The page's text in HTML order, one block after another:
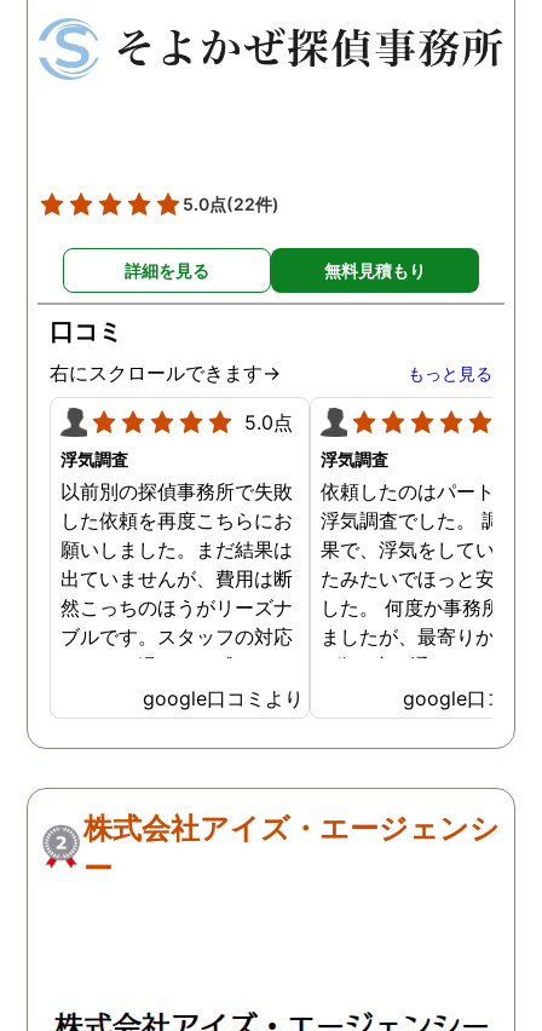
5.0点(22件)
詳細を見る 無料見積もり
口コミ
右にスクロールできます→ もっと見る
5.0点
浮気調査
以前別の探偵事務所で失敗
した依頼を再度こちらにお
願いしました。まだ結果は
出ていませんが、費用は断
然こっちのほうがリーズナ
ブルです。スタッフの対応
なんかも温かみを感じま
す。はじめからこちらにす
ればよかったです😢 …
google口コミより
浮気調査
依頼したのはパートナー
浮気調査でした。 調査
果で、浮気をしていなか
たみたいでほっと安心し
した。 何度か事務所に
ましたが、最寄りから徒
3分程度で通いやすかっ
google口コミ
株式会社アイズ・エージェンシ
ー